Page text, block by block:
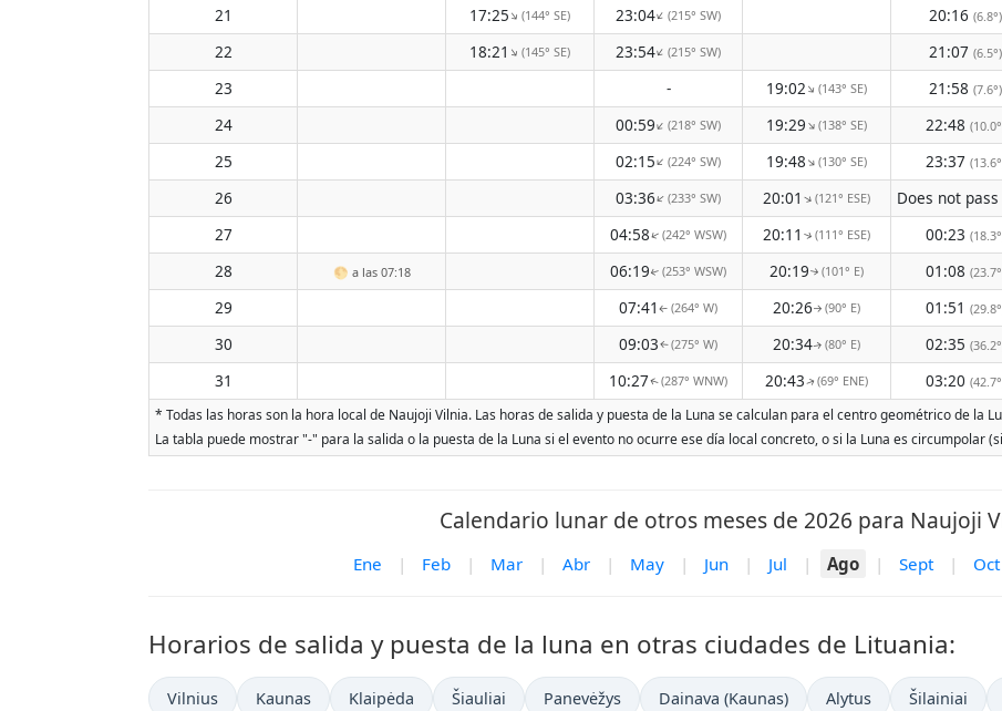
21
17:25↑(144° SE) 23:04↑(215° SW) 20:16 (6.8°)
22
18:21 ↑(145° SE) 23:54↑(215° SW) 21:07 (6.5°)
23
- 19:02↑(143° SE) 21:58 (7.6°)
24
00:59↑(218° SW) 19:29↑(138° SE) 22:48
25
02:15↑(224° SW) 19:48↑(130° SE) 23:37
26
03:36↑(233° SW) 20:01 ↑(121° ESE)
27
04:58↑(242° WSW) 20:11 ↑(111° ESE) 00:23
28
🌕 a las 07:18 06:19↑(253° WSW) 20:19↑(101° E) 01:08
29
07:41 ↑(264° W) 20:26↑ (90° E) 01:51
30
09:03↑(275° W) 20:34↑(80° E) 02:35
31
10:27↑(287° WNW) 20:43↑(69° ENE) 03:20
* Todas las horas son la hora local de Naujoji Vilnia. Las horas de salida y puesta de la Luna se calculan para el centro geométrico de
La tabla puede mostrar "-" para la salida o la puesta de la Luna si el evento no ocurre ese día local concreto, o si la Luna es
Calendario lunar de otros meses de 2026 para Naujoji
Ene | Feb | Mar | Abr | May | Jun | Jul | Ago | Sept | Oct
Horarios de salida y puesta de la luna en otras ciudades de Lituania:
Vilnius Kaunas Klaipėda Šiauliai Panevėžys Dainava (Kaunas) Alytus Šilainiai